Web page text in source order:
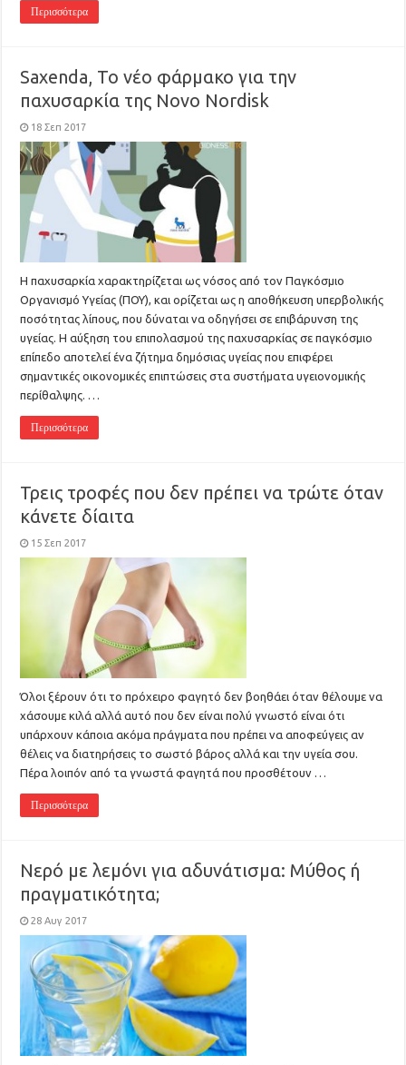
Περισσότερα
Saxenda, Το νέο φάρμακο για την
παχυσαρκία της Novo Nordisk
18 Σεπ 2017
Η παχυσαρκία χαρακτηρίζεται ως νόσος από τον Παγκόσμιο
Οργανισμό Υγείας (ΠΟΥ), και ορίζεται ως η αποθήκευση υπερβολικής
ποσότητας λίπους, που δύναται να οδηγήσει σε επιβάρυνση της
υγείας. Η αύξηση του επιπολασμού της παχυσαρκίας σε παγκόσμιο
επίπεδο αποτελεί ένα ζήτημα δημόσιας υγείας που επιφέρει
σημαντικές οικονομικές επιπτώσεις στα συστήματα υγειονομικής
περίθαλψης. …
Περισσότερα
Τρεις τροφές που δεν πρέπει να τρώτε όταν
κάνετε δίαιτα
15 Σεπ 2017
Όλοι ξέρουν ότι το πρόχειρο φαγητό δεν βοηθάει όταν θέλουμε να
χάσουμε κιλά αλλά αυτό που δεν είναι πολύ γνωστό είναι ότι
υπάρχουν κάποια ακόμα πράγματα που πρέπει να αποφεύγεις αν
θέλεις να διατηρήσεις το σωστό βάρος αλλά και την υγεία σου.
Πέρα λοιπόν από τα γνωστά φαγητά που προσθέτουν …
Περισσότερα
Νερό με λεμόνι για αδυνάτισμα: Μύθος ή
πραγματικότητα;
28 Αυγ 2017